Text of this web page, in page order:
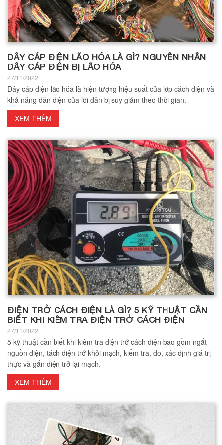
DÂY CÁP ĐIỆN LÃO HÓA LÀ GÌ? NGUYÊN NHÂN
DÂY CÁP ĐIỆN BỊ LÃO HÓA
27/11/2022
Dây cáp điện lão hóa là hiện tượng hiệu suất của lớp cách điện và
khả năng dẫn điện của lõi dẫn bị suy giảm theo thời gian.
XEM THÊM
ĐIỆN TRỞ CÁCH ĐIỆN LÀ GÌ? 5 KỸ THUẬT CẦN
BIẾT KHI KIÊM TRA ĐIỆN TRỞ CÁCH ĐIỆN
27/11/2022
5 kỹ thuật cần biết khi kiêm tra điện trở cách điện bao gồm ngắt
nguồn điện, tách điện trở khỏi mạch, kiểm tra, đo, xác định giá trị
thực và gắn điện trở lại mạch.
XEM THÊM